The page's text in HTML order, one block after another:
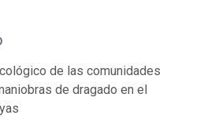
de las comunidades
de dragado en el